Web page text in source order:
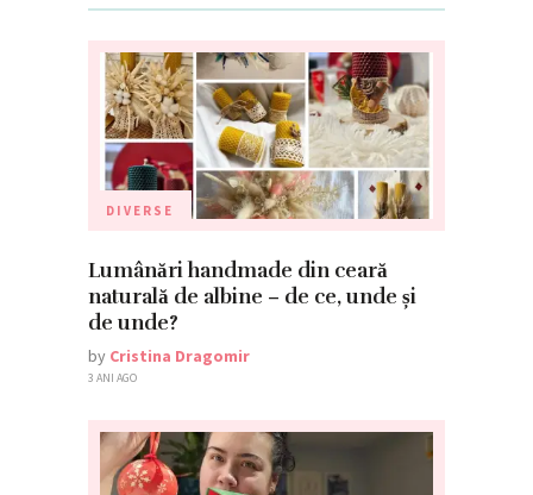
DIVERSE
Lumânări handmade din ceară
naturală de albine – de ce, unde și
de unde?
by Cristina Dragomir
3 ANI AGO